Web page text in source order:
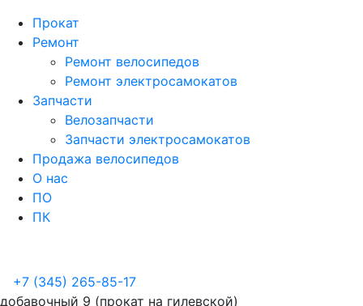
Прокат
Ремонт
Ремонт велосипедов
Ремонт электросамокатов
Запчасти
Велозапчасти
Запчасти электросамокатов
Продажа велосипедов
О нас
ПО
ПК
+7 (345) 265-85-17
добавочный 9 (прокат на гилевской)